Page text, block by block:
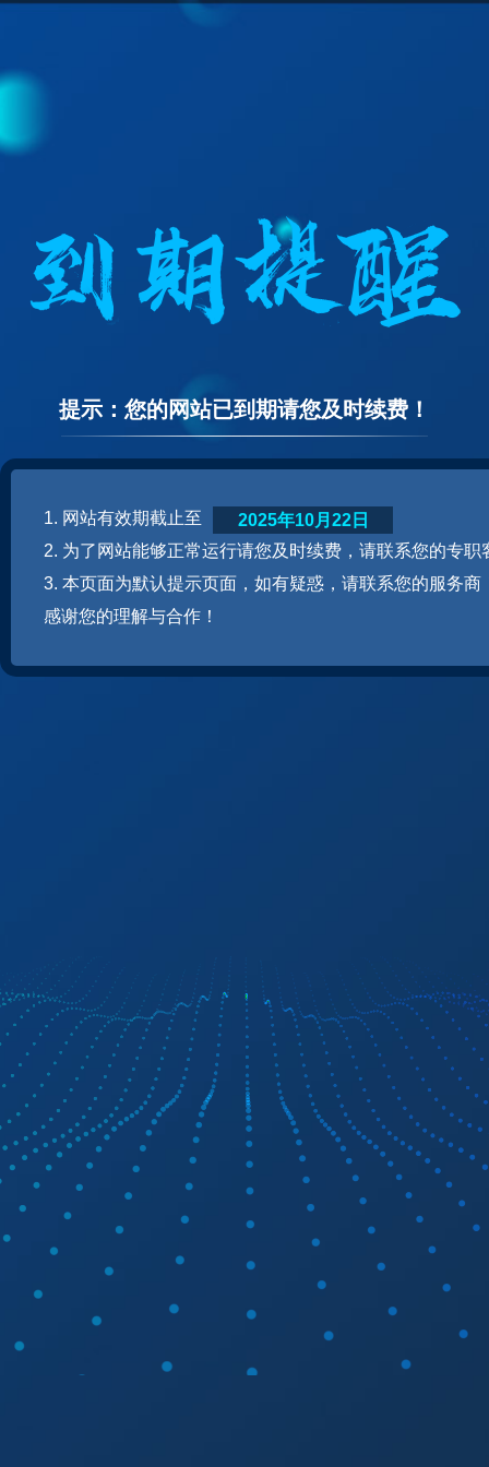
提示：您的网站已到期请您及时续费！
1. 网站有效期截止至
2. 为了网站能够正常运行请您及时续费，请联系您的专职
3. 本页面为默认提示页面，如有疑惑，请联系您的服务商
感谢您的理解与合作！
2025年10月22日